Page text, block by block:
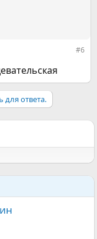
#6
для ответа.